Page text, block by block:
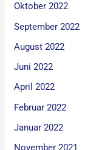
Oktober 2022
September 2022
August 2022
Juni 2022
April 2022
Februar 2022
Januar 2022
November 2021